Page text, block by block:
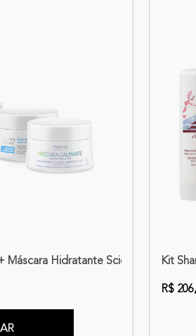
Máscara Hidratante Science + Kit
R$